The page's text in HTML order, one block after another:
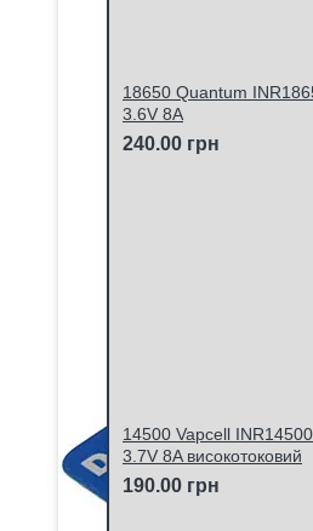
18650 Quantum
3.6V 8A
240.00 грн
14500 Vapcell
3.7V 8A високотоковий
190.00 грн